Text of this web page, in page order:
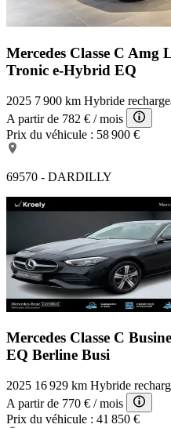
Mercedes Classe C Amg
Tronic e-Hybrid EQ
2025 7 900 km Hybride
A partir de 782 € / mois
Prix du véhicule : 58 900 €
69570 - DARDILLY
Mercedes Classe C
EQ Berline Busi
2025 16 929 km Hybride
A partir de 770 € / mois
Prix du véhicule : 41 850 €